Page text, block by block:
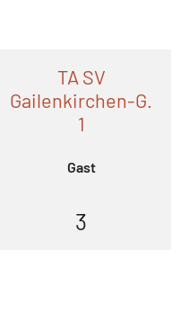
TA SV
Gailenkirchen-G.
1
Gast
3